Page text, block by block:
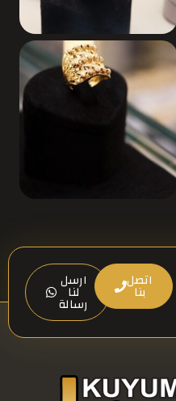
اتصل
بنا
ارسل
لنا
رسالة